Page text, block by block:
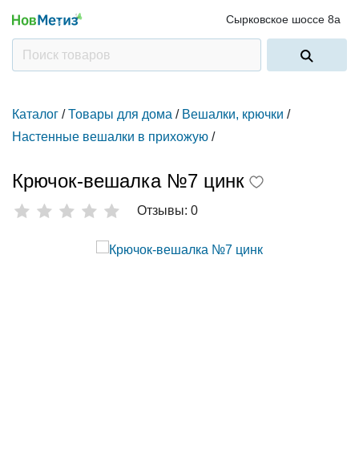
Сырковское шоссе 8а
Каталог / Товары для дома / Вешалки, крючки /
Настенные вешалки в прихожую /
Крючок-вешалка №7 цинк
Отзывы: 0